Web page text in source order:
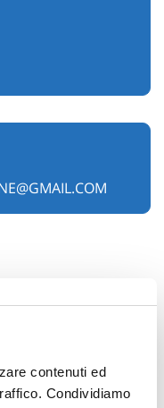
contenuti ed
Condividiamo